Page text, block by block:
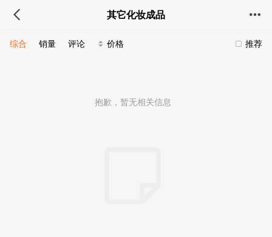
其它化妆成品
推荐
综合 销量 评论 价格
抱歉，暂无相关信息